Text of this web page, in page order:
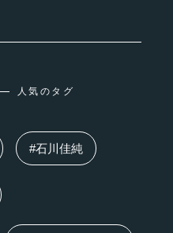
人気のタグ
#石川佳純